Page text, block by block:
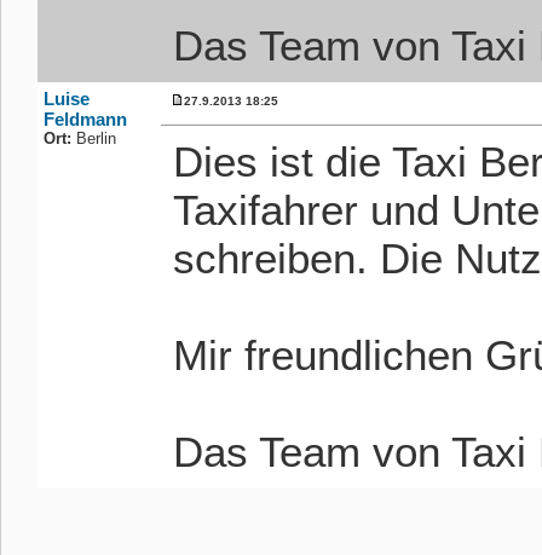
Das Team von
Luise
Feldmann
Ort: Berlin
27.9.2013 18:25
Dies ist die Taxi
Taxifahrer und
schreiben. Die
Mir freundlichen
Das Team von Taxi